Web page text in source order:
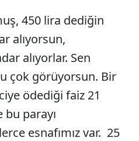
450 lira dediğin
alıyorsun,
alıyorlar. Sen
çok görüyorsun. Bir
ödediği faiz 21
parayı
esnafımız var. 25